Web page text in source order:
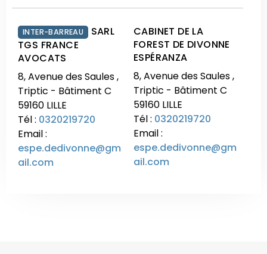
INTER-BARREAU
SARL
TGS FRANCE
AVOCATS
8, Avenue des Saules ,
Triptic - Bâtiment C
59160 LILLE
Tél : 0320219720
Email :
espe.dedivonne@gm
ail.com
CABINET DE LA
FOREST DE DIVONNE
ESPÉRANZA
8, Avenue des Saules ,
Triptic - Bâtiment C
59160 LILLE
Tél : 0320219720
Email :
espe.dedivonne@gm
ail.com